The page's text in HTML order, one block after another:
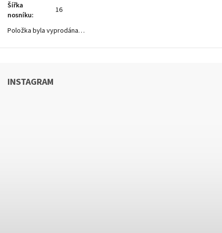
Šířka
nosníku:
16
Položka byla vyprodána…
INSTAGRAM